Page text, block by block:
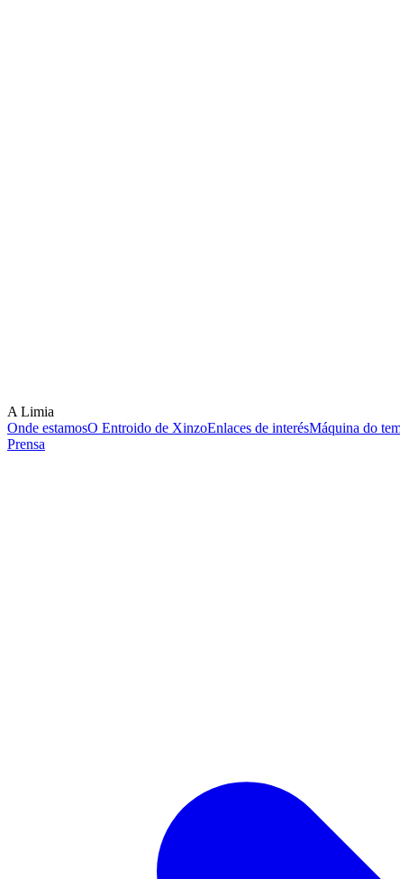
A Limia
Onde estamosO Entroido de XinzoEnlaces de interésMáquina do
Prensa